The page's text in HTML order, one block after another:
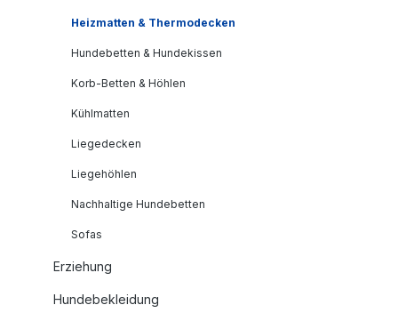
Heizmatten & Thermodecken
Hundebetten & Hundekissen
Korb-Betten & Höhlen
Kühlmatten
Liegedecken
Liegehöhlen
Nachhaltige Hundebetten
Sofas
Erziehung
Hundebekleidung